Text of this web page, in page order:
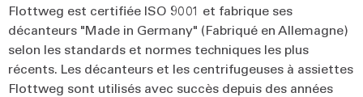
Flottweg est certifiée ISO 9001 et fabrique ses
décanteurs "Made in Germany" (Fabriqué en Allemagne)
selon les standards et normes techniques les plus
récents. Les décanteurs et les centrifugeuses à assiettes
Flottweg sont utilisés avec succès depuis des années